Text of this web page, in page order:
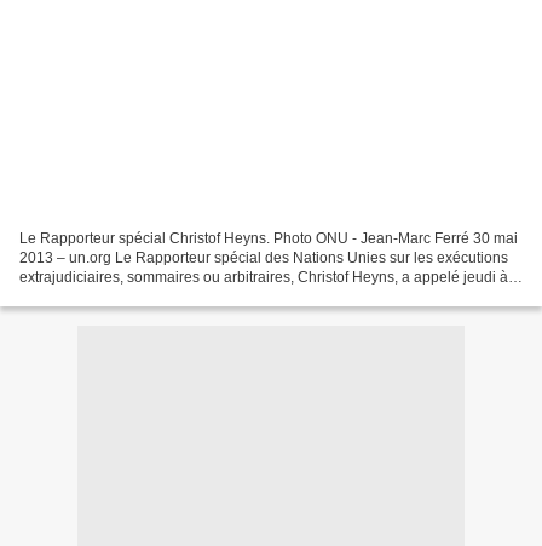
Le Rapporteur spécial Christof Heyns. Photo ONU - Jean-Marc Ferré 30 mai
2013 – un.org Le Rapporteur spécial des Nations Unies sur les exécutions
extrajudiciaires, sommaires ou arbitraires, Christof Heyns, a appelé jeudi à